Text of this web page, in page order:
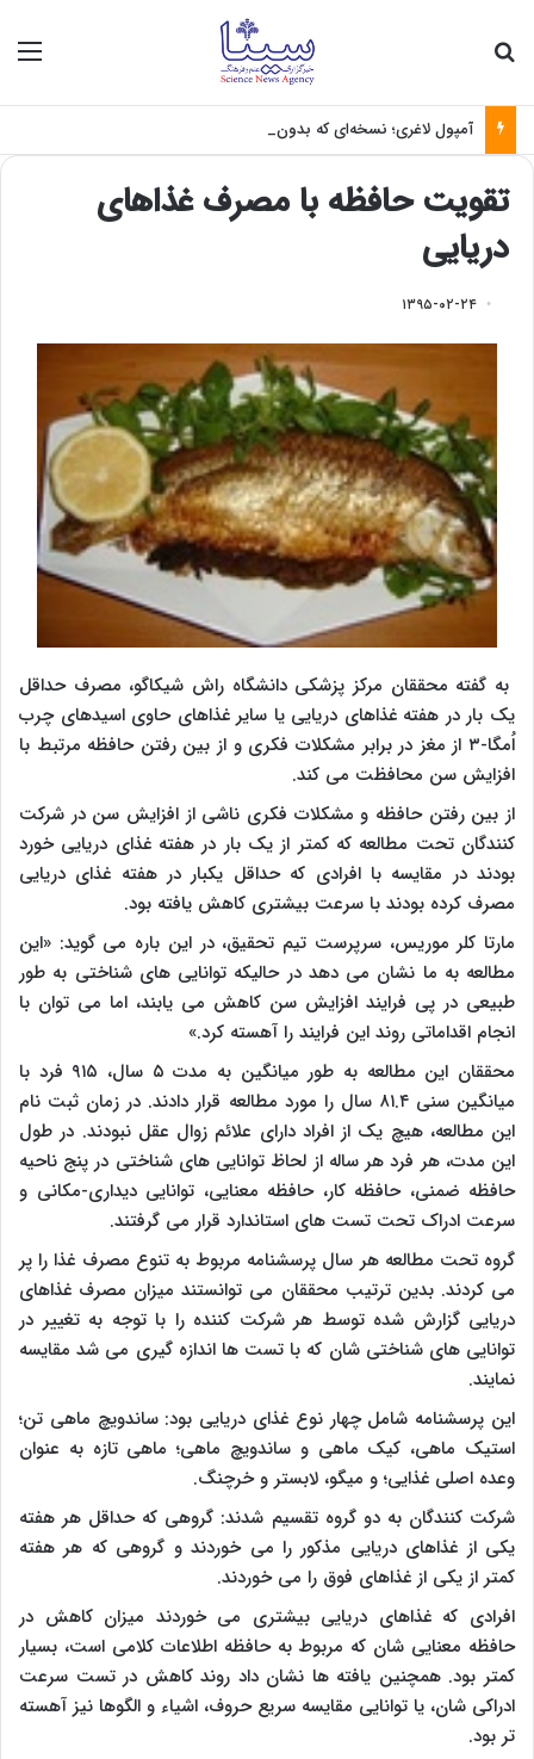
آمپول لاغری؛ نسخه‌ای که بدون تغذیه خطرناک می‌شود
تقویت حافظه با مصرف غذاهای
دریایی
۱۳۹۵-۰۲-۲۴
به گفته محققان مرکز پزشکی دانشگاه راش شیکاگو، مصرف حداقل
یک بار در هفته غذاهای دریایی یا سایر غذاهای حاوی اسیدهای چرب
اُمگا-۳ از مغز در برابر مشکلات فکری و از بین رفتن حافظه مرتبط با
افزایش سن محافظت می کند.
از بین رفتن حافظه و مشکلات فکری ناشی از افزایش سن در شرکت
کنندگان تحت مطالعه که کمتر از یک بار در هفته غذای دریایی خورد
بودند در مقایسه با افرادی که حداقل یکبار در هفته غذای دریایی
مصرف کرده بودند با سرعت بیشتری کاهش یافته بود.
مارتا کلر موریس، سرپرست تیم تحقیق، در این باره می گوید: «این
مطالعه به ما نشان می دهد در حالیکه توانایی های شناختی به طور
طبیعی در پی فرایند افزایش سن کاهش می یابند، اما می توان با
انجام اقداماتی روند این فرایند را آهسته کرد.»
محققان این مطالعه به طور میانگین به مدت ۵ سال، ۹۱۵ فرد با
میانگین سنی ۸۱.۴ سال را مورد مطالعه قرار دادند. در زمان ثبت نام
این مطالعه، هیچ یک از افراد دارای علائم زوال عقل نبودند. در طول
این مدت، هر فرد هر ساله از لحاظ توانایی های شناختی در پنج ناحیه
حافظه ضمنی، حافظه کار، حافظه معنایی، توانایی دیداری-مکانی و
سرعت ادراک تحت تست های استاندارد قرار می گرفتند.
گروه تحت مطالعه هر سال پرسشنامه مربوط به تنوع مصرف غذا را پر
می کردند. بدین ترتیب محققان می توانستند میزان مصرف غذاهای
دریایی گزارش شده توسط هر شرکت کننده را با توجه به تغییر در
توانایی های شناختی شان که با تست ها اندازه گیری می شد مقایسه
نمایند.
این پرسشنامه شامل چهار نوع غذای دریایی بود: ساندویچ ماهی تن؛
استیک ماهی، کیک ماهی و ساندویچ ماهی؛ ماهی تازه به عنوان
وعده اصلی غذایی؛ و میگو، لابستر و خرچنگ.
شرکت کنندگان به دو گروه تقسیم شدند: گروهی که حداقل هر هفته
یکی از غذاهای دریایی مذکور را می خوردند و گروهی که هر هفته
کمتر از یکی از غذاهای فوق را می خوردند.
افرادی که غذاهای دریایی بیشتری می خوردند میزان کاهش در
حافظه معنایی شان که مربوط به حافظه اطلاعات کلامی است، بسیار
کمتر بود. همچنین یافته ها نشان داد روند کاهش در تست سرعت
ادراکی شان، یا توانایی مقایسه سریع حروف، اشیاء و الگوها نیز آهسته
تر بود.